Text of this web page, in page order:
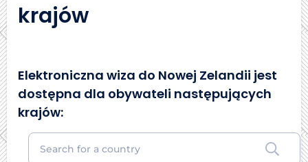
krajów
Elektroniczna wiza do Nowej Zelandii jest
dostępna dla obywateli następujących
krajów: